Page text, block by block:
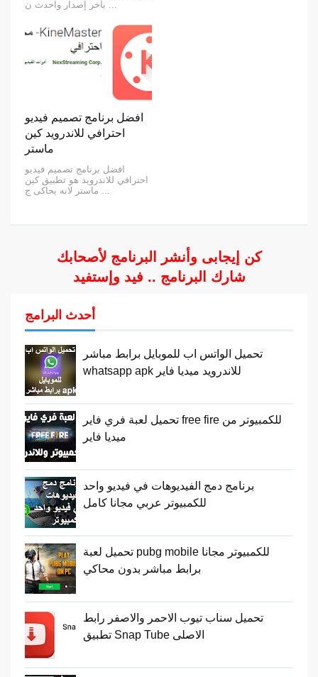
افضل برنامج تصميم فيديو
احترافي للاندرويد كين
ماستر
افضل برنامج تصميم فيديو
احترافي للاندرويد هو تطبيق كين
ماستر لانه يحاكى ج ...
كن إيجابى وأنشر البرنامج لأصحابك
شارك البرنامج .. فيد وإستفيد
أحدث البرامج
تحميل الواتس اب للموبايل برابط مباشر
whatsapp apk للاندرويد ميديا فاير
تحميل لعبة فري فاير free fire للكمبيوتر من
ميديا فاير
برنامج دمج الفيديوهات في فيديو واحد
للكمبيوتر عربي مجانا كامل
تحميل لعبة pubg mobile للكمبيوتر مجانا
برابط مباشر بدون محاكي
تحميل سناب تيوب الاحمر والاصفر رابط
تطبيق Snap Tube الاصلى